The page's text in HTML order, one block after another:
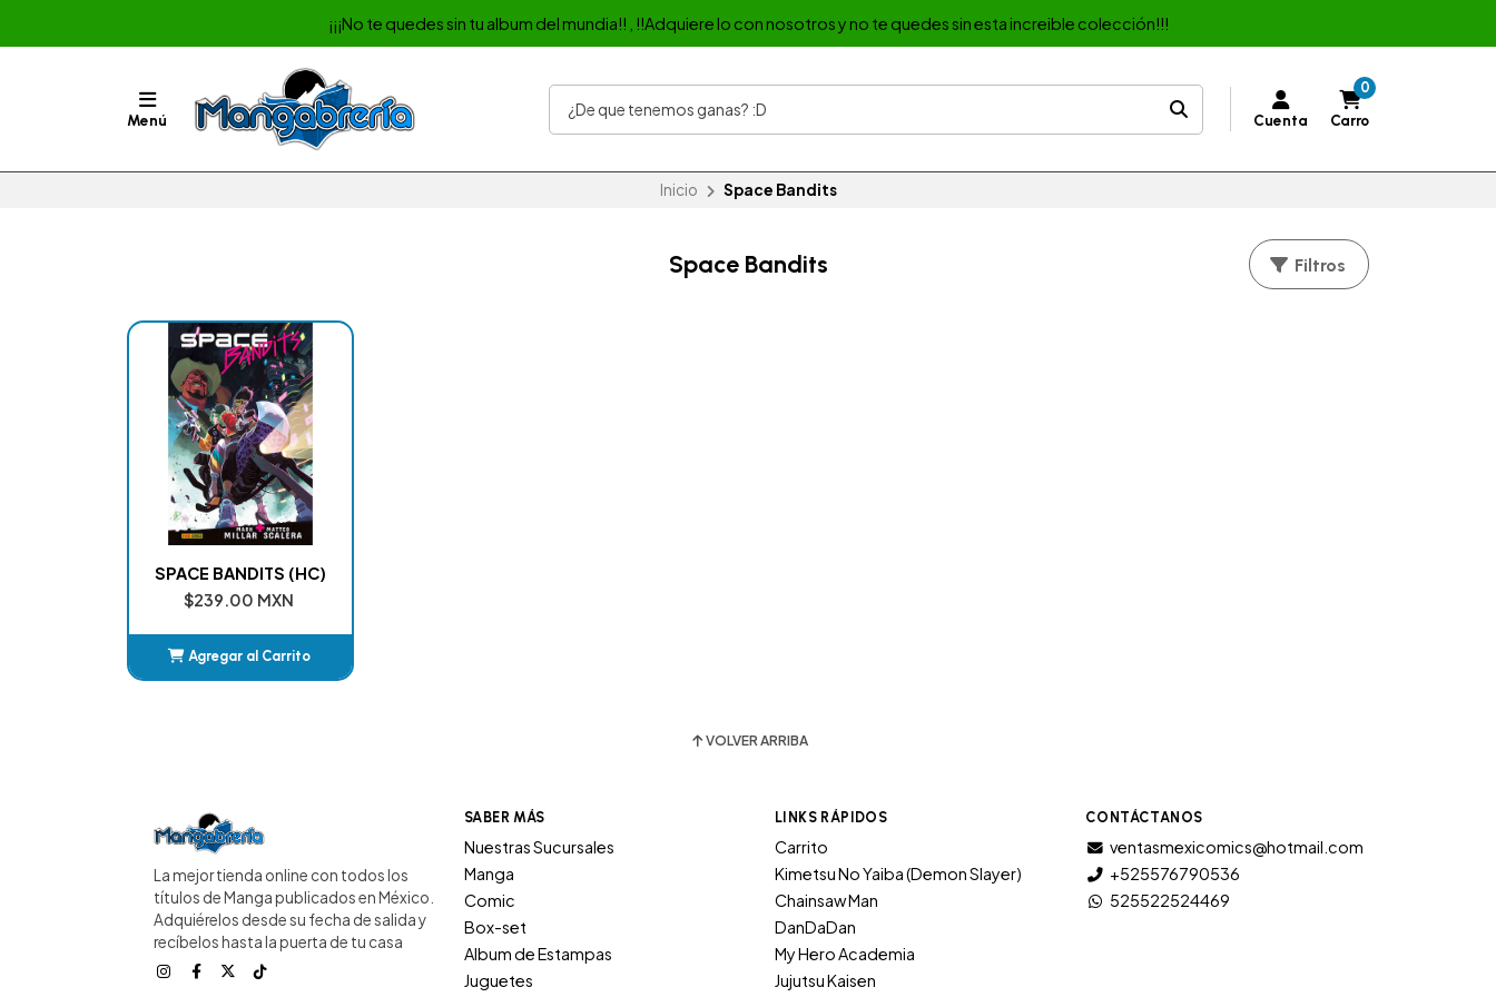
¡¡¡No te quedes sin tu album del mundia!! , !!Adquiere lo con nosotros y no te quedes sin esta increible colección!!!
Menú Cuenta
0
Carro
Inicio Space Bandits
Space Bandits Filtros
SPACE BANDITS (HC)
$239.00 MXN
Agregar al Carrito
VOLVER ARRIBA
La mejor tienda online con todos los
títulos de Manga publicados en México.
Adquiérelos desde su fecha de salida y
recíbelos hasta la puerta de tu casa
SABER MÁS
Nuestras Sucursales
Manga
Comic
Box-set
Album de Estampas
Juguetes
LINKS RÁPIDOS
Carrito
Kimetsu No Yaiba (Demon Slayer)
Chainsaw Man
DanDaDan
My Hero Academia
Jujutsu Kaisen
CONTÁCTANOS
ventasmexicomics@hotmail.com
+525576790536
525522524469